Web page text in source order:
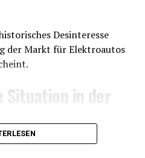
eine andere kann
vor plötzlichem Herztod,
sogar chronische Wunden
während sie
zu reduzieren. In den USA
Desinteresse
der Markt für Elektroautos
in der
für Statistik